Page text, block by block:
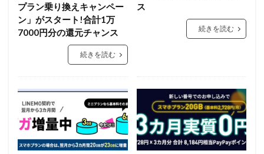
プラン乗り換えキャンペー
ン」がスタート!合計1万
7000円分の還元チャンス
続きを読む
ス
続きを読む